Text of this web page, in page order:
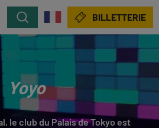
Rechercher BILLETTERIE
Yoyo
le club du Palais de Tokyo est